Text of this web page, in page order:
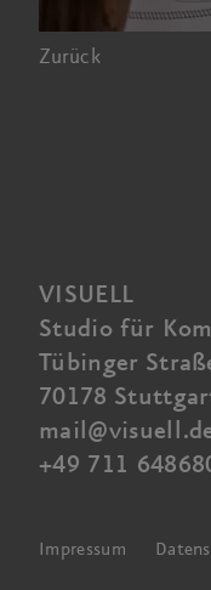
Zurück
VISUELL
Studio für
Tübinger
70178
+49 711
Impressum